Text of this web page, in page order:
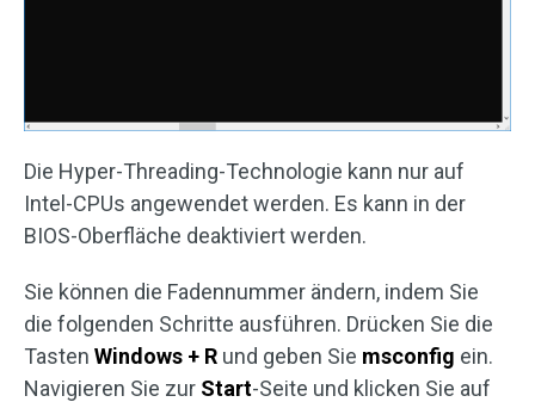
Die Hyper-Threading-Technologie kann nur auf
Intel-CPUs angewendet werden. Es kann in der
BIOS-Oberfläche deaktiviert werden.
Sie können die Fadennummer ändern, indem Sie
die folgenden Schritte ausführen. Drücken Sie die
Tasten Windows + R und geben Sie msconfig ein.
Navigieren Sie zur Start-Seite und klicken Sie auf